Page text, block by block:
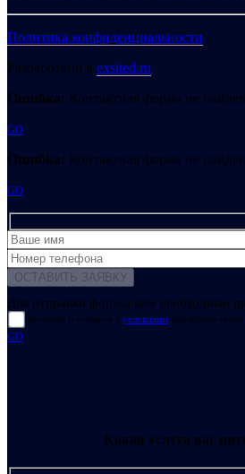
Политика конфиденциальности
Разработано в exsited.ru
Ошибка: Контактная форма не
GO
Ошибка: Контактная форма не
GO
Для отправки формы вам необходимо
прочитал и согласен с условиями обработки
GO
Какая услуга вас